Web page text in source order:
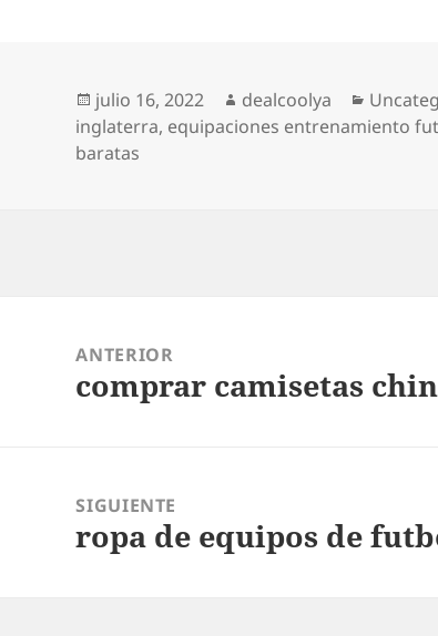
Publicado
el
julio 16, 2022 Autor
dealcoolya
inglaterra, equipaciones entrenamiento
baratas
entradas
ANTERIOR
Entrada
comprar camisetas
SIGUIENTE
Entrada
ropa de equipos de